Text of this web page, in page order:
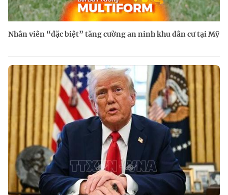
Nhân viên “đặc biệt” tăng cường an ninh khu dân cư tại Mỹ